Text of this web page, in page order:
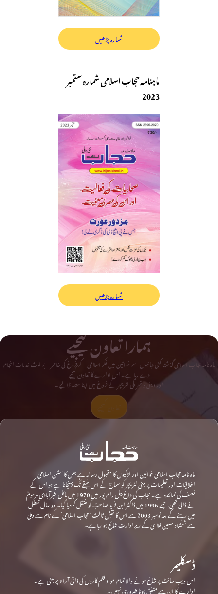
شمارہ پڑھیں
ماہنامہ حجاب اسلامی شمارہ ستمبر
2023
شمارہ پڑھیں
ہمارا تعاون کیجیے
ماہ نامہ حجاب اسلامی گذشتہ کئی دہائیوں سے خواتین میں فکر اسلامی کے فروغ کی خاطر بے لوث خدمات انجام
دے رہا ہے۔ اس ادارے کا تعاون کیجیے
اور دینی و تحریکی لٹریچر کے فروغ میں اپنا حصہ ڈالیے۔
ماہ نامہ حجاب اسلامی خواتین اور لڑکیوں کا مقبول رسالہ ہے جس کا مشن اسلامی
اخلاقیات اور تعلیمات پر مبنی لٹریچر کو سماج کے اس طبقے تک پہنچانا ہے جو اس کے
نصف کی نمائندہ ہے۔ حجاب کی داغ بیل رام پور میں 1970 میں مائل خیرآبادی مرحومؒ
نے ڈالی تھی، جسے 1996 میں ڈاکٹر ابن فرید صاحبؒ کو منتقل کردیا گیا۔ دو سال تعطل
میں رہنے کے بعد نومبر 2003 سے اس کا نقشِ ثالث ‘حجاب اسلامی’ کے نام سے دہلی
سے شمشاد حسین فلاحی کے زیرِ ادارت شائع ہو رہا ہے۔
ڈسکلیمر
اس ویب سائٹ پر شائع ہونے والا تمام مواد قلم کاروں کی ذاتی آراء پر مبنی ہے۔
ادارے کا ان سے متفق ہونا ضروری نہیں۔